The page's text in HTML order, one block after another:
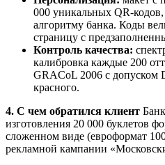
000 уникальных QR-
алгоритму банка. Коды
страницу с
Контроль качества:
калибровка каждые 200
GRACoL 2006 с допуском
красного.
4. С чем обратился клиент
изготовления 20 000 буклетов
сложенном виде (евроформат
рекламной кампании